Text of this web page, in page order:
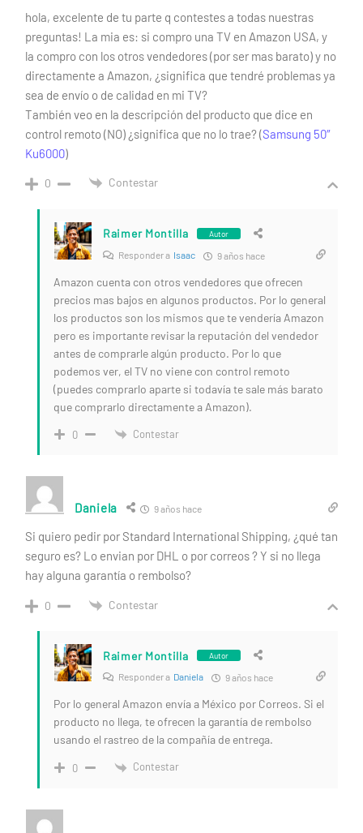
hola, excelente de tu parte q contestes a todas nuestras
preguntas! La mia es: si compro una TV en Amazon USA, y
la compro con los otros vendedores (por ser mas barato) y no
directamente a Amazon, ¿significa que tendré problemas ya
sea de envío o de calidad en mi TV?
También veo en la descripción del producto que dice en
control remoto (NO) ¿significa que no lo trae? (Samsung 50″
Ku6000)
0 Contestar
Raimer Montilla Autor
Responder a Isaac 9 años hace
Amazon cuenta con otros vendedores que ofrecen
precios mas bajos en algunos productos. Por lo general
los productos son los mismos que te vendería Amazon
pero es importante revisar la reputación del vendedor
antes de comprarle algún producto. Por lo que
podemos ver, el TV no viene con control remoto
(puedes comprarlo aparte si todavía te sale más barato
que comprarlo directamente a Amazon).
0 Contestar
Daniela 9 años hace
Si quiero pedir por Standard International Shipping, ¿qué tan
seguro es? Lo envian por DHL o por correos ? Y si no llega
hay alguna garantía o rembolso?
0 Contestar
Raimer Montilla Autor
Responder a Daniela 9 años hace
Por lo general Amazon envía a México por Correos. Si el
producto no llega, te ofrecen la garantía de rembolso
usando el rastreo de la compañía de entrega.
0 Contestar